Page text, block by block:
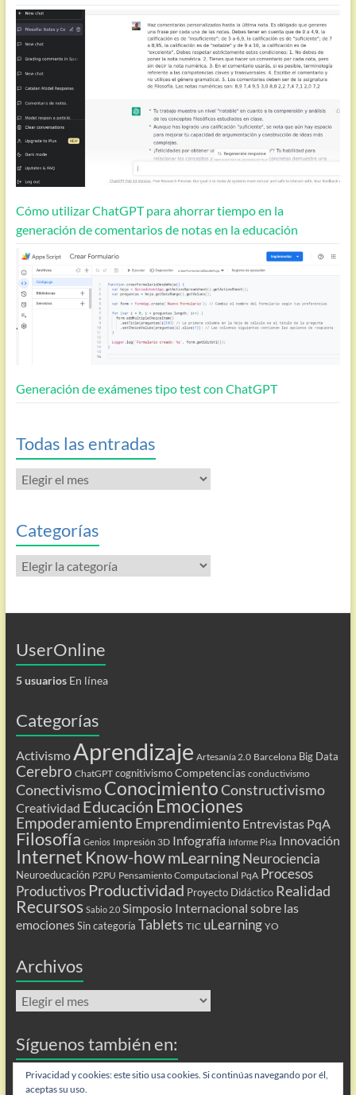
Cómo utilizar ChatGPT para ahorrar tiempo en la
generación de comentarios de notas en la educación
Generación de exámenes tipo test con ChatGPT
Todas las entradas
Todas
las
Categorías
Categorías
UserOnline
5 usuariosEn línea
Categorías
Activismo Aprendizaje Artesanía 2.0 Barcelona Big Data
Cerebro ChatGPT cognitivismo Competencias conductivismo
ConectivismoConocimientoConstructivismo
Creatividad Educación Emociones
Empoderamiento Emprendimiento Entrevistas PqA
Filosofía Genios Impresión 3D Infografía Informe Pisa Innovación
Internet Know-howmLearning Neurociencia
Neuroeducación P2PU Pensamiento Computacional PqA Procesos
Productivos Productividad Proyecto Didáctico Realidad
Recursos Sabio 2.0 Simposio Internacional sobre las
emociones Sin categoría Tablets TIC uLearning YO
Archivos
Archivos
Síguenos también en:
Flip
Privacidad y cookies: este sitio usa cookies. Si continúas navegando por él,
aceptas su uso.